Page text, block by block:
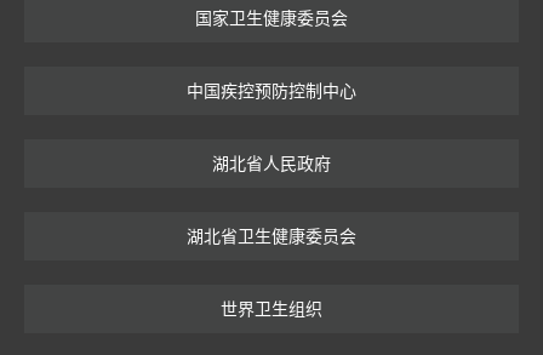
国家卫生健康委员会
中国疾控预防控制中心
湖北省人民政府
湖北省卫生健康委员会
世界卫生组织